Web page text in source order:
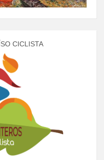
CICLISTA